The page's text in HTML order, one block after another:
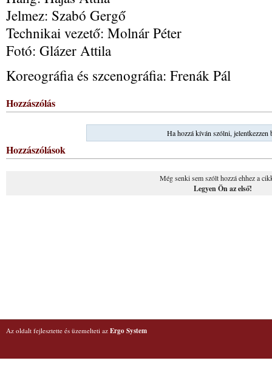
Jelmez: Szabó Gergő
Technikai vezető: Molnár Péter
Fotó: Glázer Attila
Koreográfia és szcenográfia: Frenák Pál
Hozzászólás
Ha hozzá kíván szólni, jelentkezzen
Hozzászólások
Még senki sem szólt hozzá ehhez a
Legyen Ön az első!
Az oldalt fejlesztette és üzemelteti az Ergo System